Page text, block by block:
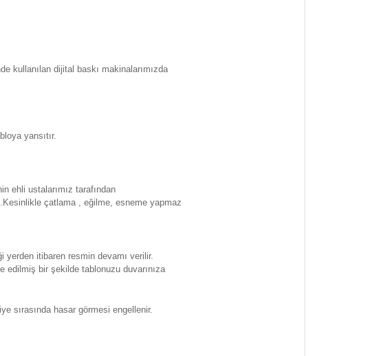
kullanılan dijital baskı makinalarımızda
yansıtır.
ehli ustalarımız tarafından
çatlama , eğilme, esneme yapmaz
itibaren resmin devamı verilir.
edilmiş bir şekilde tablonuzu duvarınıza
sırasında hasar görmesi engellenir.